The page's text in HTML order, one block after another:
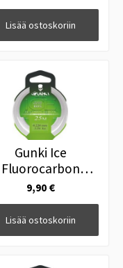
Lisää ostoskoriin
Gunki Ice
Fluorocarbon
0.44mm 12,58kg
25m
9,90 €
Lisää ostoskoriin